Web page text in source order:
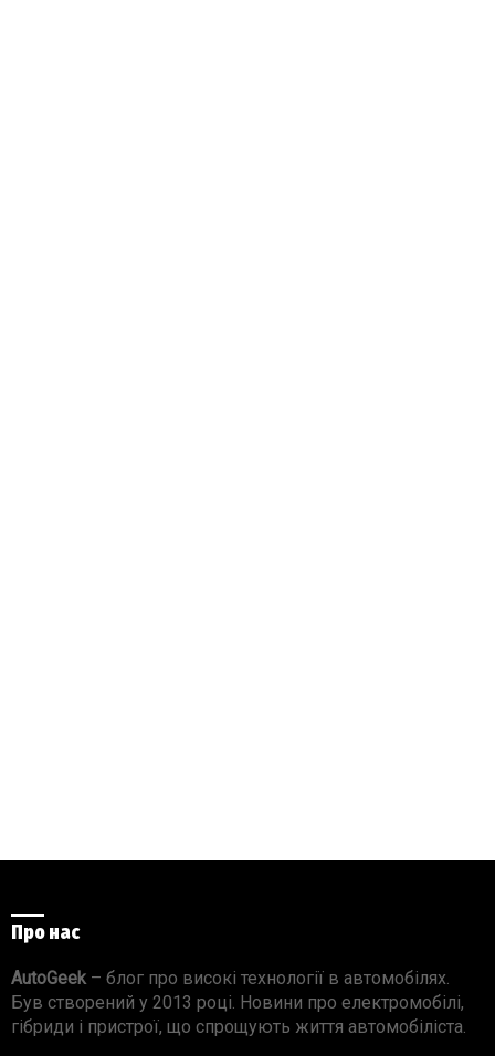
Про нас
AutoGeek– блог про високі технології в автомобілях.
Був створений у 2013 році. Новини про електромобілі,
гібриди і пристрої, що спрощують життя автомобіліста.